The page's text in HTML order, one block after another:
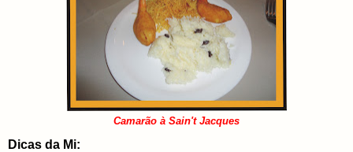
Camarão à Sain't Jacques
Dicas da Mi: